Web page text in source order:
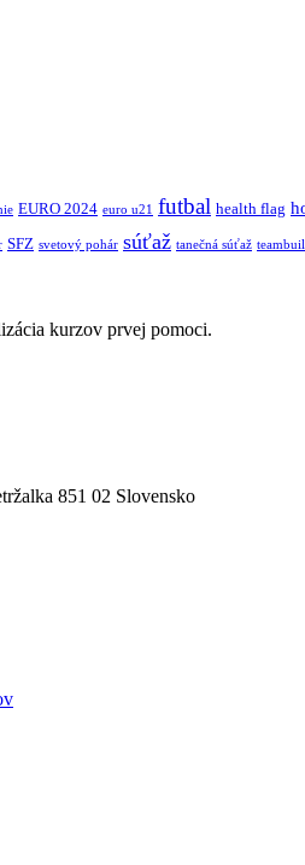
EURO 2024 euro u21 futbal health flag
SFZ svetový pohár súťaž tanečná súťaž
kurzov prvej pomoci.
851 02 Slovensko